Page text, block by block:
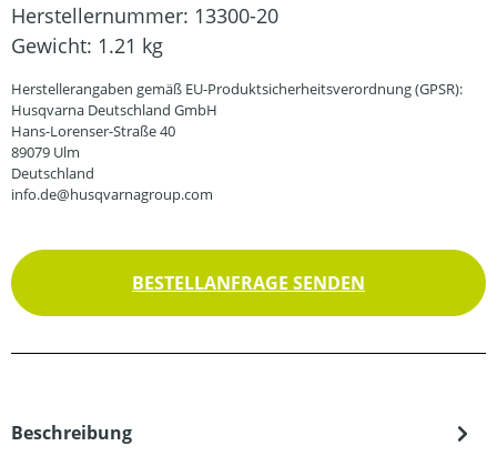
Herstellernummer: 13300-20
Gewicht: 1.21 kg
Herstellerangaben gemäß EU-Produktsicherheitsverordnung (GPSR):
Husqvarna Deutschland GmbH
Hans-Lorenser-Straße 40
89079 Ulm
Deutschland
info.de@husqvarnagroup.com
BESTELLANFRAGE SENDEN
Beschreibung